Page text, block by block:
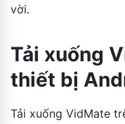
vời.
Tải xuống
thiết bị
Tải xuống VidMate